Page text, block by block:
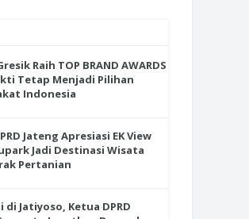
Raih TOP BRAND AWARDS
Tetap Menjadi Pilihan
Indonesia
Jateng Apresiasi EK View
Jadi Destinasi Wisata
Pertanian
di Jatiyoso, Ketua DPRD